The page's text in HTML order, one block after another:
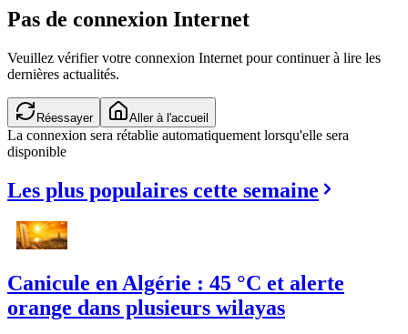
Pas de connexion Internet
Veuillez vérifier votre connexion Internet pour continuer à lire les
dernières actualités.
Réessayer Aller à l'accueil
La connexion sera rétablie automatiquement lorsqu'elle sera
disponible
Les plus populaires cette semaine
Canicule en Algérie : 45 °C et alerte
orange dans plusieurs wilayas